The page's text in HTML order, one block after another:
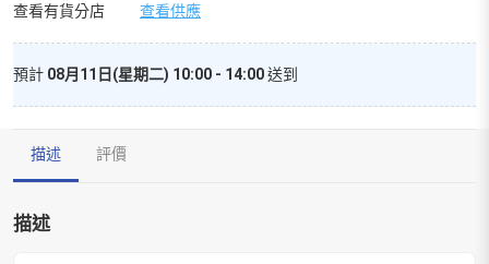
紙
８
０
片
包
數
量
查看有貨分店 查看供應
預計 08月11日(星期二) 10:00 - 14:00送到
描述 評價
描述